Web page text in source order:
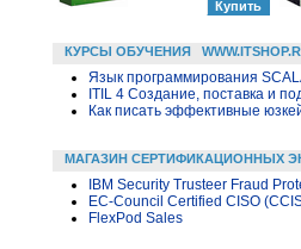
КУРСЫ ОБУЧЕНИЯ
Язык программирования
ITIL 4 Создание, поставка и
Как писать эффективные
МАГАЗИН СЕРТИФИКАЦИОННЫХ
IBM Security Trusteer Fraud
EC-Council Certified CISO
FlexPod Sales